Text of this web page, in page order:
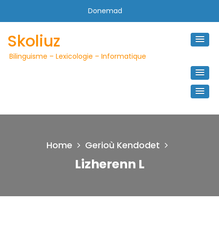
Donemad
Skoliuz
Bilinguisme – Lexicologie – Informatique
Home Gerioù Kendodet
Lizherenn L